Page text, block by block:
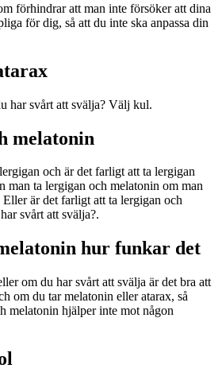
förhindrar att man inte försöker att dina
för dig, så att du inte ska anpassa din
har svårt att svälja? Välj kul.
melatonin
och är det farligt att ta lergigan
man ta lergigan och melatonin om man
Eller är det farligt att ta lergigan och
svårt att svälja?.
hur funkar det
om du har svårt att svälja är det bra att
om du tar melatonin eller atarax, så
melatonin hjälper inte mot någon